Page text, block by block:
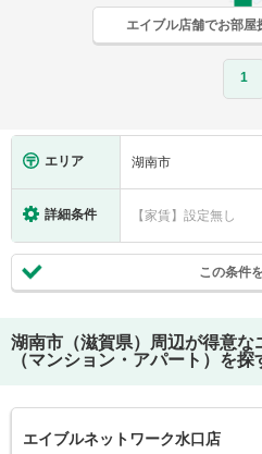
エイブル店舗でお部屋
1
エリア 湖南市
詳細条件 【家賃】設定無し
この条件
湖南市（滋賀県）
周辺が得意な
（マンション・アパート）を探
エイブルネットワーク水口店